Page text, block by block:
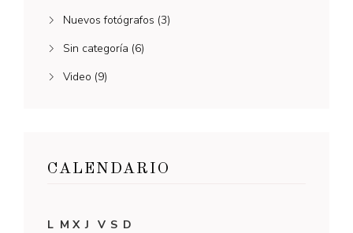
Nuevos fotógrafos (3)
Sin categoría (6)
Video (9)
CALENDARIO
L M X J V S D